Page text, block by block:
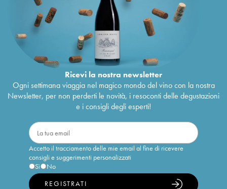
Ricevi la nostra newsletter
Ogni settimana viaggia nel magico mondo del vino con la nostra
Newsletter, per non perderti le novità, i resoconti delle degustazioni
e i consigli degli esperti!
Accetto il tracciamento delle mie email al fine di ricevere
consigli e suggerimenti personalizzati
Sì
No
REGISTRATI